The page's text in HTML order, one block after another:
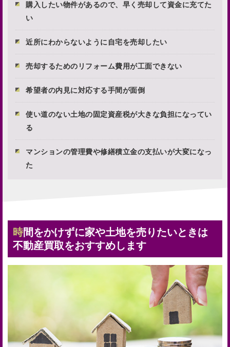
購入したい物件があるので、早く売却して資金に充てた
い
近所にわからないように自宅を売却したい
売却するためのリフォーム費用が工面できない
希望者の内見に対応する手間が面倒
使い道のない土地の固定資産税が大きな負担になってい
る
マンションの管理費や修繕積立金の支払いが大変になっ
た
時間をかけずに家や土地を売りたいときは
不動産買取をおすすめします